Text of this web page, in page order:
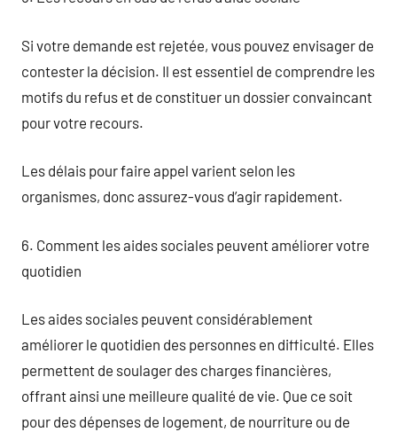
Si votre demande est rejetée, vous pouvez envisager de
contester la décision. Il est essentiel de comprendre les
motifs du refus et de constituer un dossier convaincant
pour votre recours.
Les délais pour faire appel varient selon les
organismes, donc assurez-vous d’agir rapidement.
6. Comment les aides sociales peuvent améliorer votre
quotidien
Les aides sociales peuvent considérablement
améliorer le quotidien des personnes en difficulté. Elles
permettent de soulager des charges financières,
offrant ainsi une meilleure qualité de vie. Que ce soit
pour des dépenses de logement, de nourriture ou de